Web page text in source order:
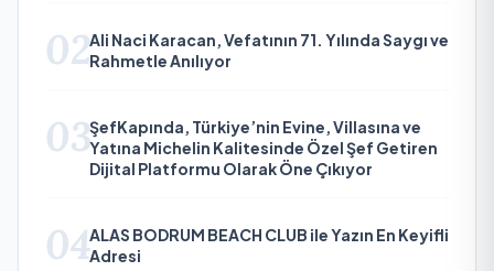
02Ali Naci Karacan, Vefatının 71. Yılında Saygı ve
Rahmetle Anılıyor
03ŞefKapında, Türkiye’nin Evine, Villasına ve
Yatına Michelin Kalitesinde Özel Şef Getiren
Dijital Platformu Olarak Öne Çıkıyor
04ALAS BODRUM BEACH CLUB ile Yazın En Keyifli
Adresi